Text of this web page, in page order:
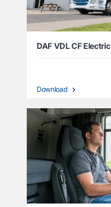
DAF VDL CF Electric
Download